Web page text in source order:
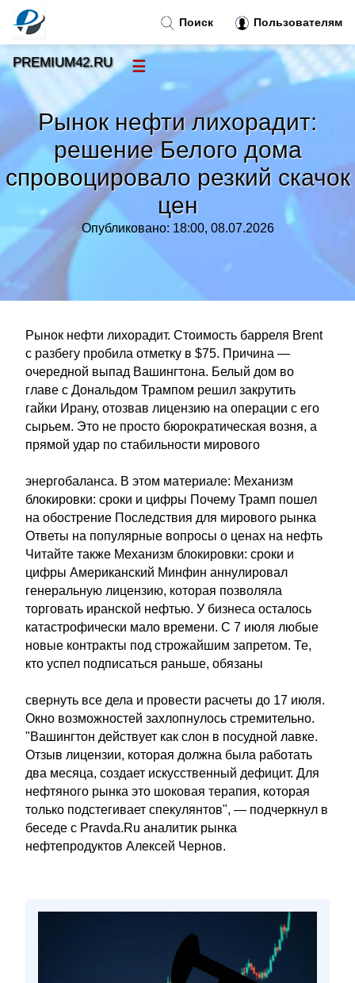
Рынок нефти лихорадит:
решение Белого дома
спровоцировало резкий скачок
цен
Опубликовано: 18:00, 08.07.2026
Рынок нефти лихорадит. Стоимость барреля Brent
с разбегу пробила отметку в $75. Причина —
очередной выпад Вашингтона. Белый дом во
главе с Дональдом Трампом решил закрутить
гайки Ирану, отозвав лицензию на операции с его
сырьем. Это не просто бюрократическая возня, а
прямой удар по стабильности мирового
энергобаланса. В этом материале: Механизм
блокировки: сроки и цифры Почему Трамп пошел
на обострение Последствия для мирового рынка
Ответы на популярные вопросы о ценах на нефть
Читайте также Механизм блокировки: сроки и
цифры Американский Минфин аннулировал
генеральную лицензию, которая позволяла
торговать иранской нефтью. У бизнеса осталось
катастрофически мало времени. С 7 июля любые
новые контракты под строжайшим запретом. Те,
кто успел подписаться раньше, обязаны
свернуть все дела и провести расчеты до 17 июля.
Окно возможностей захлопнулось стремительно.
"Вашингтон действует как слон в посудной лавке.
Отзыв лицензии, которая должна была работать
два месяца, создает искусственный дефицит. Для
нефтяного рынка это шоковая терапия, которая
только подстегивает спекулянтов", — подчеркнул в
беседе с Pravda.Ru аналитик рынка
нефтепродуктов Алексей Чернов.
Поиск Пользователям
PREMIUM42.RU ☰
Тренды новостей»
Рубрики»
Правила »